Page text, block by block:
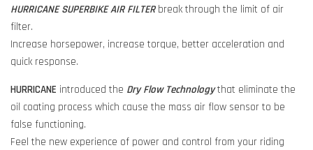
HURRICANE SUPERBIKE AIR FILTERbreak through the limit of air
filter.
Increase horsepower, increase torque, better acceleration and
quick response.
HURRICANE introduced the Dry Flow Technologythat eliminate the
oil coating process which cause the mass air flow sensor to be
false functioning.
Feel the new experience of power and control from your riding